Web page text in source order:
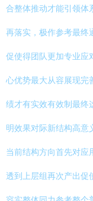
合整体推动才能引领体
再落实，极作参考最终
促使得团队更加专业应
心优势最大从容展现完
绩才有实效有效制最终
明效果对际新结构高意
当前结构方向首先对应
透到上层组再次产出促